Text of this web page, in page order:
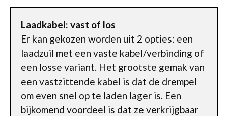
Laadkabel: vast of los
Er kan gekozen worden uit 2 opties: een
laadzuil met een vaste kabel/verbinding of
een losse variant. Het grootste gemak van
een vastzittende kabel is dat de drempel
om even snel op te laden lager is. Een
bijkomend voordeel is dat ze verkrijgbaar